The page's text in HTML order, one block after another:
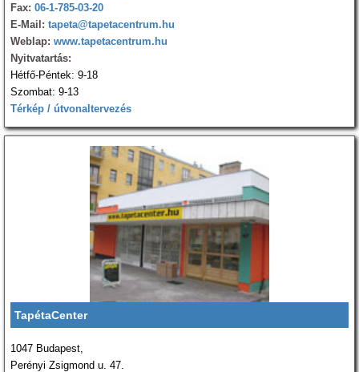
Fax: 06-1-785-03-20
E-Mail: tapeta@tapetacentrum.hu
Weblap: www.tapetacentrum.hu
Nyitvatartás:
Hétfő-Péntek: 9-18
Szombat: 9-13
Térkép / útvonaltervezés
TapétaCenter
1047 Budapest,
Perényi Zsigmond u. 47.